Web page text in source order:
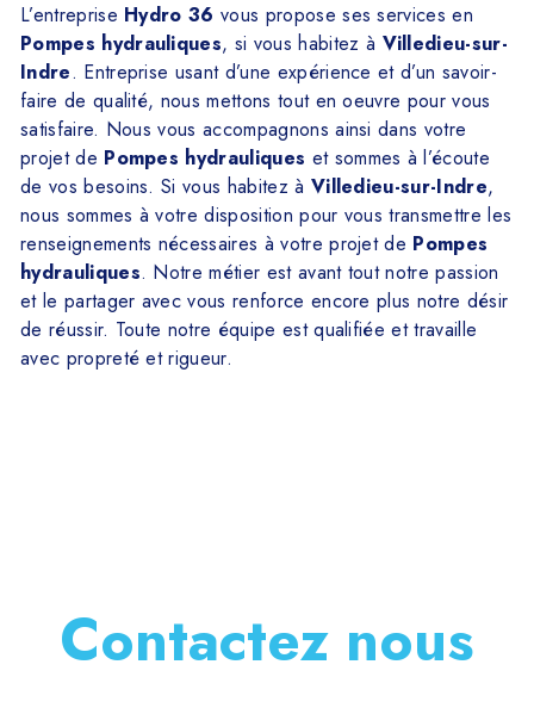
L’entreprise Hydro 36 vous propose ses services en
Pompes hydrauliques, si vous habitez à Villedieu-sur-
Indre. Entreprise usant d’une expérience et d’un savoir-
faire de qualité, nous mettons tout en oeuvre pour vous
satisfaire. Nous vous accompagnons ainsi dans votre
projet de Pompes hydrauliques et sommes à l’écoute
de vos besoins. Si vous habitez à Villedieu-sur-Indre,
nous sommes à votre disposition pour vous transmettre les
renseignements nécessaires à votre projet de Pompes
hydrauliques. Notre métier est avant tout notre passion
et le partager avec vous renforce encore plus notre désir
de réussir. Toute notre équipe est qualifiée et travaille
avec propreté et rigueur.
Contactez nous